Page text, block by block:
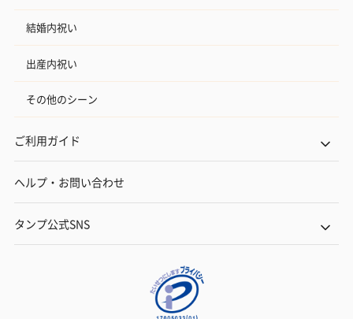
結婚内祝い
出産内祝い
その他のシーン
ご利用ガイド
ヘルプ・お問い合わせ
タンプ公式SNS